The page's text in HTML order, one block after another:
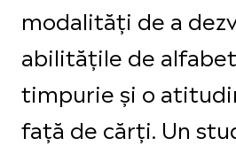
modalități de a
abilitățile de
timpurie și o
față de cărți. Un